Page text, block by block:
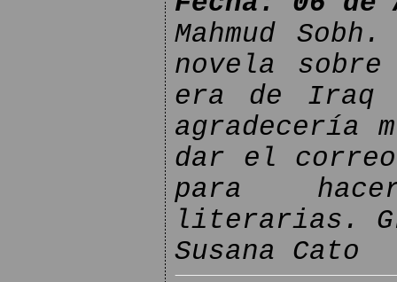
Mahmud
novela
era de Iraq
agradecería
dar el correo
para
literarias.
Susana Cato